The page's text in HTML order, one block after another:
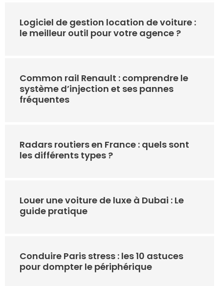
Logiciel de gestion location de voiture :
le meilleur outil pour votre agence ?
Common rail Renault : comprendre le
système d’injection et ses pannes
fréquentes
Radars routiers en France : quels sont
les différents types ?
Louer une voiture de luxe à Dubai : Le
guide pratique
Conduire Paris stress : les 10 astuces
pour dompter le périphérique